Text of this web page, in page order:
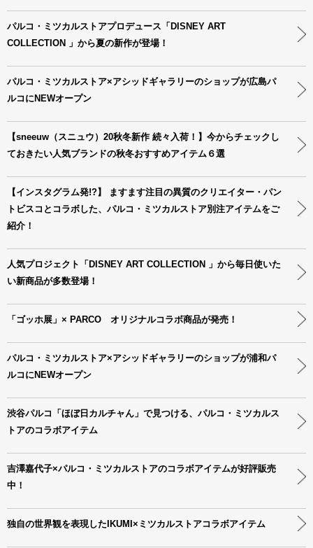
パルコ・ミツカルストアプロデュース「DISNEY ART
COLLECTION 」から夏の新作が登場！
パルコ・ミツカルストア×アシッドギャラリーのショップが広島パ
ルコにNEWオープン
【sneeuw（スニュウ）20秋冬新作 続々入荷！】今からチェックし
ておきたい人気ブランドの秋冬おすすめアイテム６選
【インスタグラム発!?】 ますます注目の異質のクリエイター・パン
トビスコとコラボした、パルコ・ミツカルストア別注アイテムをご
紹介！
人気プロジェクト「DISNEY ART COLLECTION 」から毎日使いた
い新商品が多数登場！
「ゴッホ展」× PARCO オリジナルコラボ商品が発売！
パルコ・ミツカルストア×アシッドギャラリーのショップが浦和パ
ルコにNEWオープン
渋谷パルコ「ほぼ日カルチャん」で見つける、パルコ・ミツカルス
トアのコラボアイテム
吉澤嘉代子×パルコ・ミツカルストアのコラボアイテムが好評販売
中！
独自の世界観を表現したIKUMI×ミツカルストアコラボアイテム